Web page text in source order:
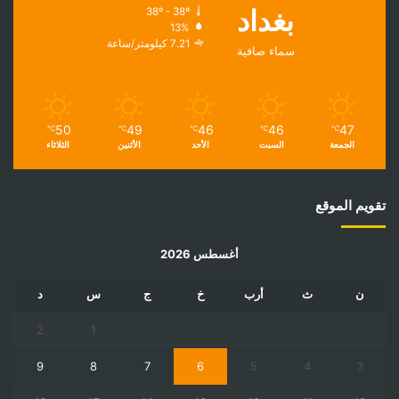
بغداد
سماء صافية
38º - 38º
13%
7.21 كيلومتر/ساعة
47
℃
الجمعة
46
℃
السبت
46
℃
الأحد
49
℃
الأثنين
50
℃
الثلاثاء
تقويم الموقع
أغسطس 2026
ن ث أرب خ ج س د
1
2
3
4
5
6
7
8
9